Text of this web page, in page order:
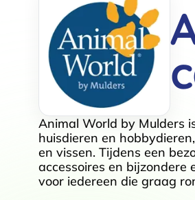
Animal World by Mulders
huisdieren en
en vissen. Tijdens een
accessoires en bijzondere
voor iedereen die graag